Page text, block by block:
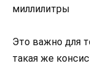
миллилитры
Это важно для
такая же